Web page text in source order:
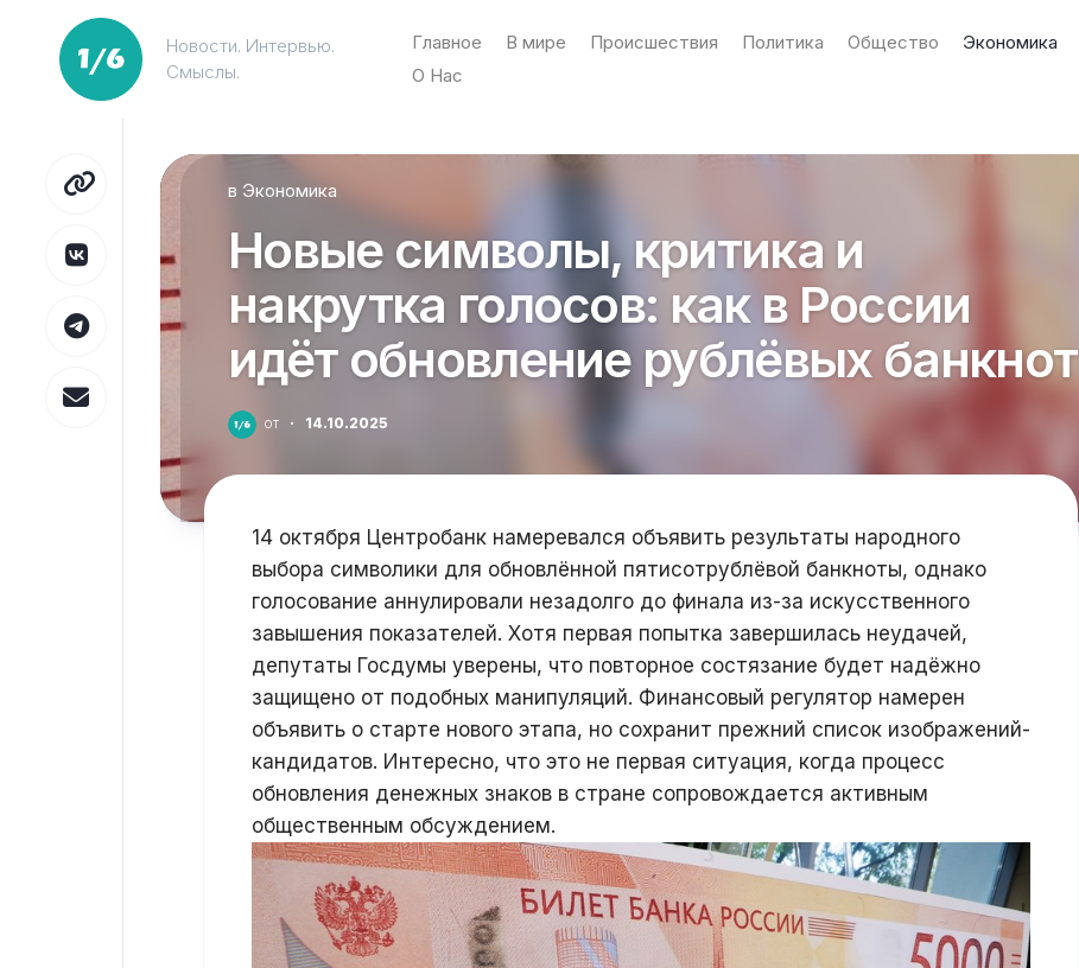
содержанию
Новости. Интервью.
Смыслы.
Главное В мире Происшествия Политика Общество Экономика
О Нас
в Экономика
Новые символы, критика и
накрутка голосов: как в России
идёт обновление рублёвых банкнот
от · 14.10.2025
14 октября Центробанк намеревался объявить результаты народного
выбора символики для обновлённой пятисотрублёвой банкноты, однако
голосование аннулировали незадолго до финала из-за искусственного
завышения показателей. Хотя первая попытка завершилась неудачей,
депутаты Госдумы уверены, что повторное состязание будет надёжно
защищено от подобных манипуляций. Финансовый регулятор намерен
объявить о старте нового этапа, но сохранит прежний список изображений-
кандидатов. Интересно, что это не первая ситуация, когда процесс
обновления денежных знаков в стране сопровождается активным
общественным обсуждением.